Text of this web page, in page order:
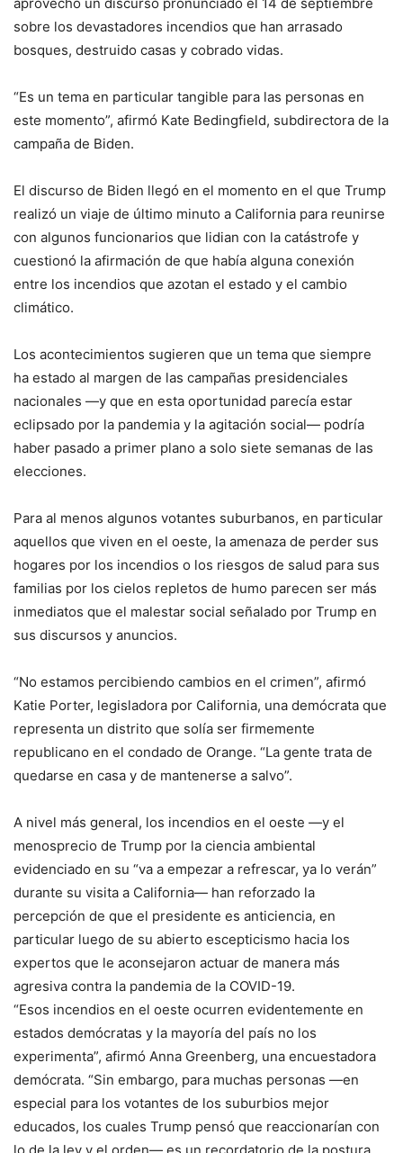
sobre los devastadores incendios que han arrasado
bosques, destruido casas y cobrado vidas.
“Es un tema en particular tangible para las personas en
este momento”, afirmó Kate Bedingfield, subdirectora de la
campaña de Biden.
El discurso de Biden llegó en el momento en el que Trump
realizó un viaje de último minuto a California para reunirse
con algunos funcionarios que lidian con la catástrofe y
cuestionó la afirmación de que había alguna conexión
entre los incendios que azotan el estado y el cambio
climático.
Los acontecimientos sugieren que un tema que siempre
ha estado al margen de las campañas presidenciales
nacionales —y que en esta oportunidad parecía estar
eclipsado por la pandemia y la agitación social— podría
haber pasado a primer plano a solo siete semanas de las
elecciones.
Para al menos algunos votantes suburbanos, en particular
aquellos que viven en el oeste, la amenaza de perder sus
hogares por los incendios o los riesgos de salud para sus
familias por los cielos repletos de humo parecen ser más
inmediatos que el malestar social señalado por Trump en
sus discursos y anuncios.
“No estamos percibiendo cambios en el crimen”, afirmó
Katie Porter, legisladora por California, una demócrata que
representa un distrito que solía ser firmemente
republicano en el condado de Orange. “La gente trata de
quedarse en casa y de mantenerse a salvo”.
A nivel más general, los incendios en el oeste —y el
menosprecio de Trump por la ciencia ambiental
evidenciado en su “va a empezar a refrescar, ya lo verán”
durante su visita a California— han reforzado la
percepción de que el presidente es anticiencia, en
particular luego de su abierto escepticismo hacia los
expertos que le aconsejaron actuar de manera más
agresiva contra la pandemia de la COVID-19.
“Esos incendios en el oeste ocurren evidentemente en
estados demócratas y la mayoría del país no los
experimenta”, afirmó Anna Greenberg, una encuestadora
demócrata. “Sin embargo, para muchas personas —en
especial para los votantes de los suburbios mejor
educados, los cuales Trump pensó que reaccionarían con
lo de la ley y el orden— es un recordatorio de la postura